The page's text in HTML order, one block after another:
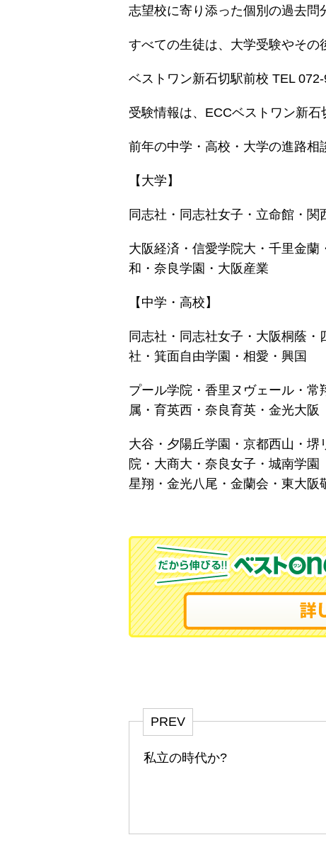
志望校に寄り添った個別の過去問
すべての生徒は、大学受験やその
ベストワン新石切駅前校 TEL
受験情報は、ECCベストワン新石
前年の中学・高校・大学の進路相
【大学】
同志社・同志社女子・立命館・関
大阪経済・信愛学院大・千里金
和・奈良学園・大阪産業
【中学・高校】
同志社・同志社女子・大阪桐蔭
社・箕面自由学園・相愛・興国
プール学院・香里ヌヴェール・
属・育英西・奈良育英・金光大阪
大谷・夕陽丘学園・京都西山・
院・大商大・奈良女子・城南学園
星翔・金光八尾・金蘭会・東大阪
PREV
私立の時代か?